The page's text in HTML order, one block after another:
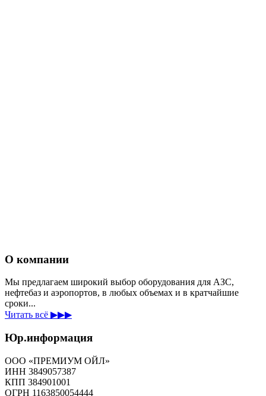
О компании
Мы предлагаем широкий выбор оборудования для АЗС,
нефтебаз и аэропортов, в любых объемах и в кратчайшие
сроки...
Читать всё ▶▶▶
Юр.информация
ООО «ПРЕМИУМ ОЙЛ»
ИНН 3849057387
КПП 384901001
ОГРН 1163850054444